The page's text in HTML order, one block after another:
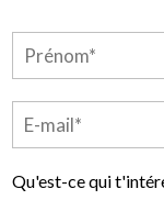
Qu'est-ce qui